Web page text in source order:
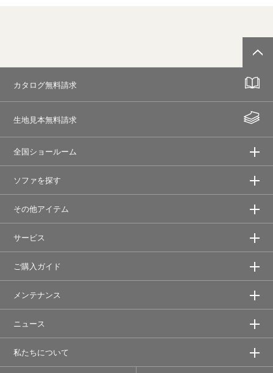
カタログ無料請求
生地見本無料請求
全国ショールーム
ソファを探す
その他アイテム
サービス
ご購入ガイド
メンテナンス
ニュース
私たちについて